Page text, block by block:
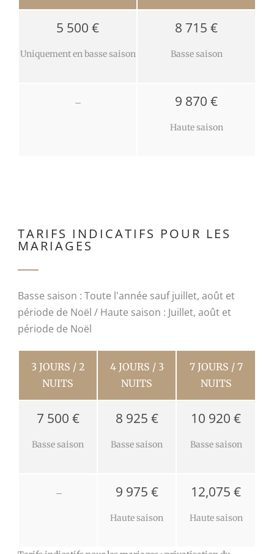
5 500 €
Uniquement en basse saison
8 715 €
Basse saison
– 9 870 €
Haute saison
TARIFS INDICATIFS POUR LES
MARIAGES
Basse saison : Toute l'année sauf juillet, août et
période de Noël / Haute saison : Juillet, août et
période de Noël
3 JOURS / 2
NUITS
4 JOURS / 3
NUITS
7 JOURS / 7
NUITS
7 500 €
Basse saison
8 925 €
Basse saison
10 920 €
Basse saison
– 9 975 €
Haute saison
12,075 €
Haute saison